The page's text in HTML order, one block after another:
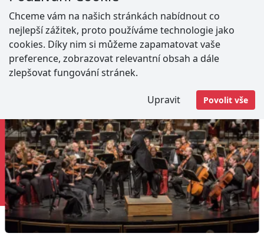
Chceme vám na našich stránkách nabídnout co
nejlepší zážitek, proto používáme technologie jako
cookies. Díky nim si můžeme zapamatovat vaše
preference, zobrazovat relevantní obsah a dále
zlepšovat fungování stránek.
Upravit Povolit vše